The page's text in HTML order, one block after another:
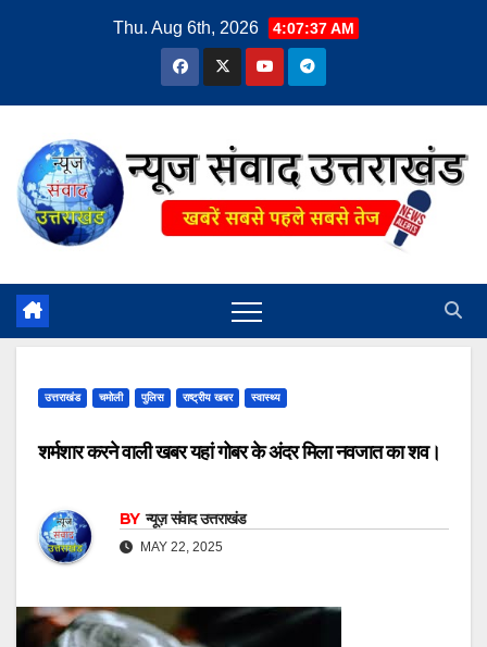
Thu. Aug 6th, 2026 4:07:38 AM
उत्तराखंड चमोली पुलिस राष्ट्रीय खबर स्वास्थ्य
शर्मशार करने वाली खबर यहां गोबर के अंदर मिला नवजात का शव।
BY न्यूज़ संवाद उत्तराखंड
MAY 22, 2025